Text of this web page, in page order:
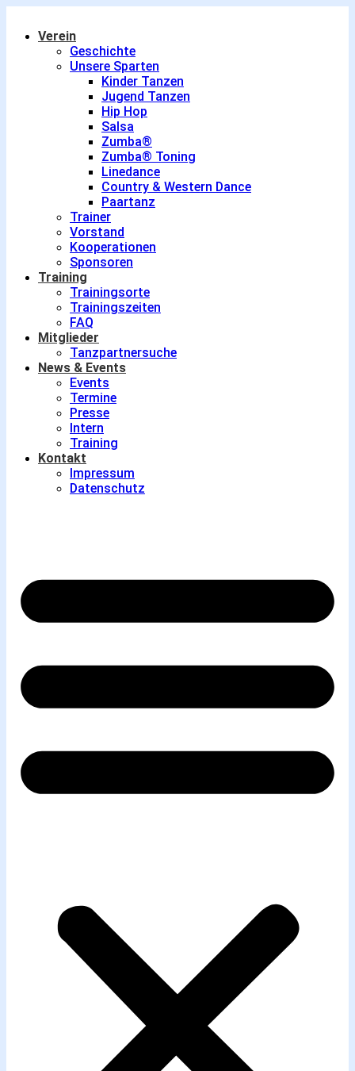
Verein
Geschichte
Unsere Sparten
Kinder Tanzen
Jugend Tanzen
Hip Hop
Salsa
Zumba®
Zumba® Toning
Linedance
Country & Western Dance
Paartanz
Trainer
Vorstand
Kooperationen
Sponsoren
Training
Trainingsorte
Trainingszeiten
FAQ
Mitglieder
Tanzpartnersuche
News & Events
Events
Termine
Presse
Intern
Training
Kontakt
Impressum
Datenschutz